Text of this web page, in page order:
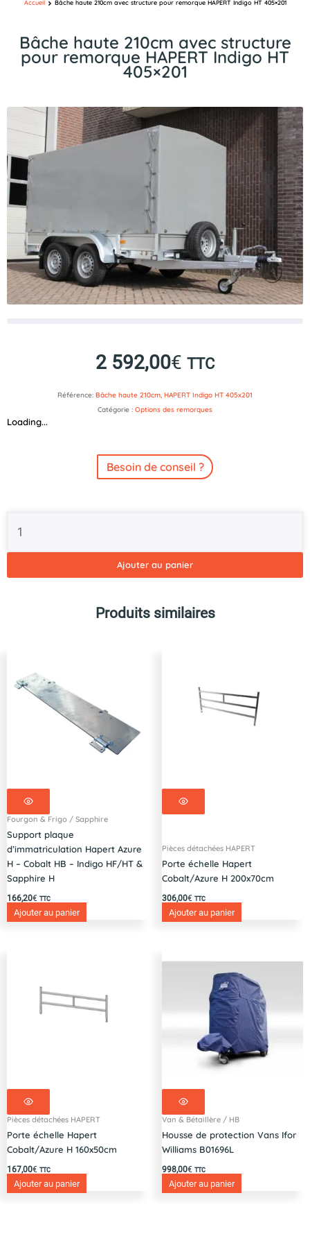
Bâche haute 210cm avec structure
pour remorque HAPERT Indigo HT
405×201
Accueil Bâche haute 210cm avec structure pour remorque HAPERT Indigo HT 405×201
2 592,00€ TTC
Référence: Bâche haute 210cm, HAPERT Indigo HT 405x201
Catégorie : Options des remorques
Loading...
Besoin de conseil ?
210cm
HT
405x201
Ajouter au panier
Produits similaires
Fourgon & Frigo / Sapphire
Support plaque
d’immatriculation Hapert Azure
H – Cobalt HB – Indigo HF/HT &
Sapphire H
166,20€ TTC
Ajouter au panier
Pièces détachées HAPERT
Porte échelle Hapert
Cobalt/Azure H 200x70cm
306,00€ TTC
Ajouter au panier
Pièces détachées HAPERT
Porte échelle Hapert
Cobalt/Azure H 160x50cm
167,00€ TTC
Ajouter au panier
Van & Bétaillère / HB
Housse de protection Vans Ifor
Williams B01696L
998,00€ TTC
Ajouter au panier